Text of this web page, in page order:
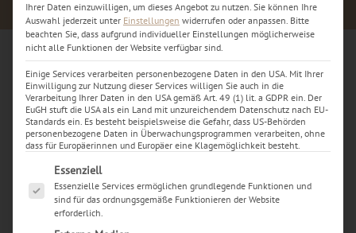
iPhone Sofort Reparatur Display
Ihrer Daten einzuwilligen, um dieses Angebot zu nutzen. Sie können Ihre
Auswahl jederzeit unter Einstellungen widerrufen oder anpassen. Bitte
beachten Sie, dass aufgrund individueller Einstellungen möglicherweise
nicht alle Funktionen der Website verfügbar sind.
Einige Services verarbeiten personenbezogene Daten in den USA. Mit Ihrer
Einwilligung zur Nutzung dieser Services willigen Sie auch in die
Verarbeitung Ihrer Daten in den USA gemäß Art. 49 (1) lit. a GDPR ein. Der
EuGH stuft die USA als ein Land mit unzureichendem Datenschutz nach EU-
Standards ein. Es besteht beispielsweise die Gefahr, dass US-Behörden
personenbezogene Daten in Überwachungsprogrammen verarbeiten, ohne
dass für Europäerinnen und Europäer eine Klagemöglichkeit besteht.
Es folgt eine Liste der Service-Gruppen, für die eine
Essenziell
Essenzielle Services ermöglichen grundlegende Funktionen und
sind für das ordnungsgemäße Funktionieren der Website
erforderlich.